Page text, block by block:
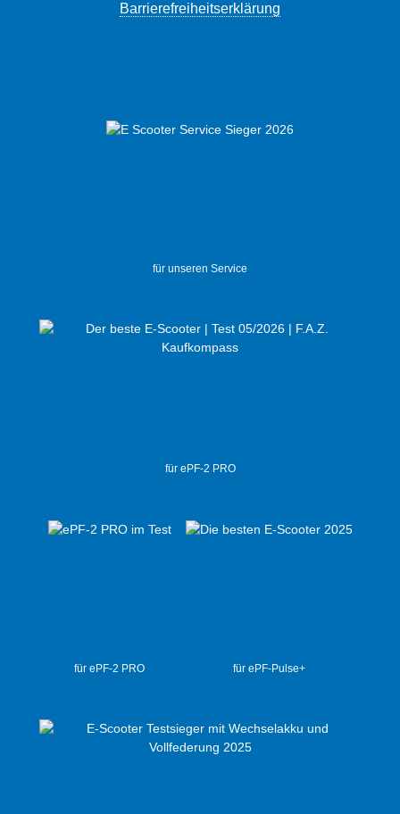
Barrierefreiheitserklärung
für unseren Service
für ePF-2 PRO
für ePF-2 PRO für ePF-Pulse+